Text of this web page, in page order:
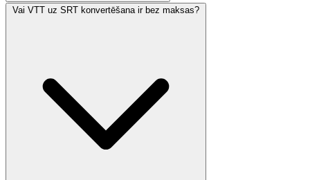
Vai VTT uz SRT konvertēšana ir bez maksas?